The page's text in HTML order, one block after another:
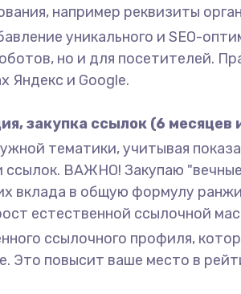
например реквизиты
уникального и SEO-
но и для посетителей.
Яндекс и Google.
закупка ссылок (6 месяцев
тематики, учитывая
ВАЖНО! Закупаю
вклада в общую формулу
естественной ссылочной
ссылочного профиля,
Это повысит ваше место в